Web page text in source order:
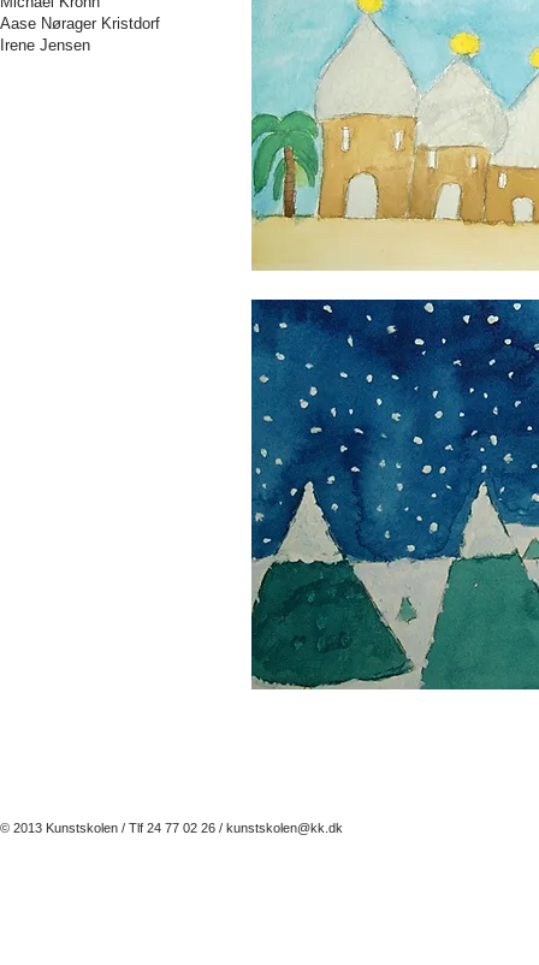
Aase Nørager Kristdorf
Irene Jensen
© 2013 Kunstskolen / Tlf 24 77 02 26 / kunstskolen@kk.dk